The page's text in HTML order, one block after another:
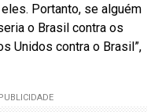
Portanto, se alguém
o Brasil contra os
Unidos contra o Brasil”,